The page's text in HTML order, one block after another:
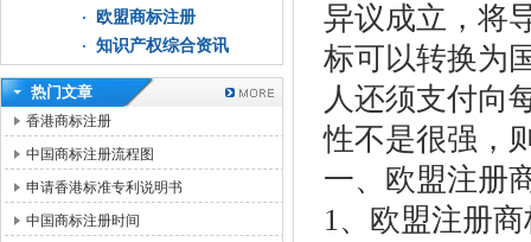
欧盟商标注册
知识产权综合资讯
热门文章
香港商标注册
中国商标注册流程图
申请香港标准专利说明书
中国商标注册时间
异议成立，将
标可以转换为
人还须支付向
性不是很强，
一、欧盟注册
1、欧盟注册